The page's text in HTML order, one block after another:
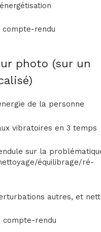
compte-rendu
photo (sur un
de la personne
vibratoires en 3 temps
sur la
équilibrage/ré-
autres, et
compte-rendu